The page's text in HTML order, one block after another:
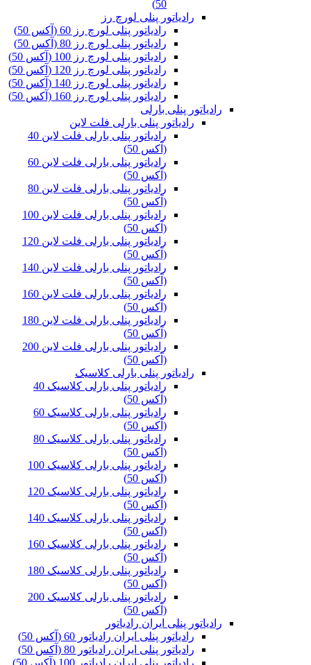
50)
رادیاتور پنلی لورچ رز
رادیاتور پنلی لورچ رز 60 (آکس 50)
رادیاتور پنلی لورچ رز 80 (آکس 50)
رادیاتور پنلی لورچ رز 100 (آکس 50)
رادیاتور پنلی لورچ رز 120 (آکس 50)
رادیاتور پنلی لورچ رز 140 (آکس 50)
رادیاتور پنلی لورچ رز 160 (آکس 50)
رادیاتور پنلی بارلی
رادیاتور پنلی بارلی فلت لاین
رادیاتور پنلی بارلی فلت لاین 40
(آکس 50)
رادیاتور پنلی بارلی فلت لاین 60
(آکس 50)
رادیاتور پنلی بارلی فلت لاین 80
(آکس 50)
رادیاتور پنلی بارلی فلت لاین 100
(آکس 50)
رادیاتور پنلی بارلی فلت لاین 120
(آکس 50)
رادیاتور پنلی بارلی فلت لاین 140
(آکس 50)
رادیاتور پنلی بارلی فلت لاین 160
(آکس 50)
رادیاتور پنلی بارلی فلت لاین 180
(آکس 50)
رادیاتور پنلی بارلی فلت لاین 200
(آکس 50)
رادیاتور پنلی بارلی کلاسیک
رادیاتور پنلی بارلی کلاسیک 40
(آکس 50)
رادیاتور پنلی بارلی کلاسیک 60
(آکس 50)
رادیاتور پنلی بارلی کلاسیک 80
(آکس 50)
رادیاتور پنلی بارلی کلاسیک 100
(آکس 50)
رادیاتور پنلی بارلی کلاسیک 120
(آکس 50)
رادیاتور پنلی بارلی کلاسیک 140
(آکس 50)
رادیاتور پنلی بارلی کلاسیک 160
(آکس 50)
رادیاتور پنلی بارلی کلاسیک 180
(آکس 50)
رادیاتور پنلی بارلی کلاسیک 200
(آکس 50)
رادیاتور پنلی ایران رادیاتور
رادیاتور پنلی ایران رادیاتور 60 (آکس 50)
رادیاتور پنلی ایران رادیاتور 80 (آکس 50)
رادیاتور پنلی ایران رادیاتور 100 (آکس 50)